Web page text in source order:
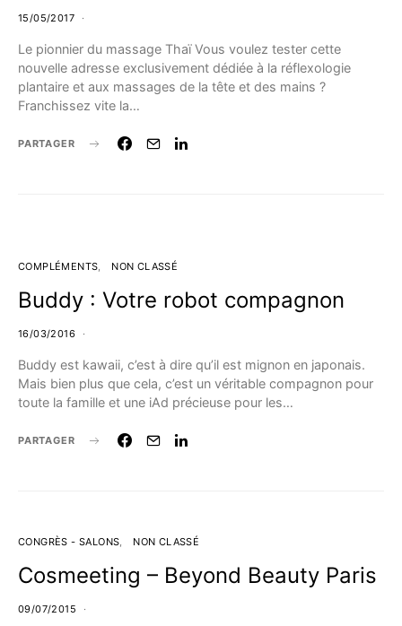
15/05/2017
Le pionnier du massage Thaï Vous voulez tester cette
nouvelle adresse exclusivement dédiée à la réflexologie
plantaire et aux massages de la tête et des mains ?
Franchissez vite la…
PARTAGER
COMPLÉMENTS NON CLASSÉ
Buddy : Votre robot compagnon
16/03/2016
Buddy est kawaii, c’est à dire qu’il est mignon en japonais.
Mais bien plus que cela, c’est un véritable compagnon pour
toute la famille et une iAd précieuse pour les…
PARTAGER
CONGRÈS - SALONS NON CLASSÉ
Cosmeeting – Beyond Beauty Paris
09/07/2015